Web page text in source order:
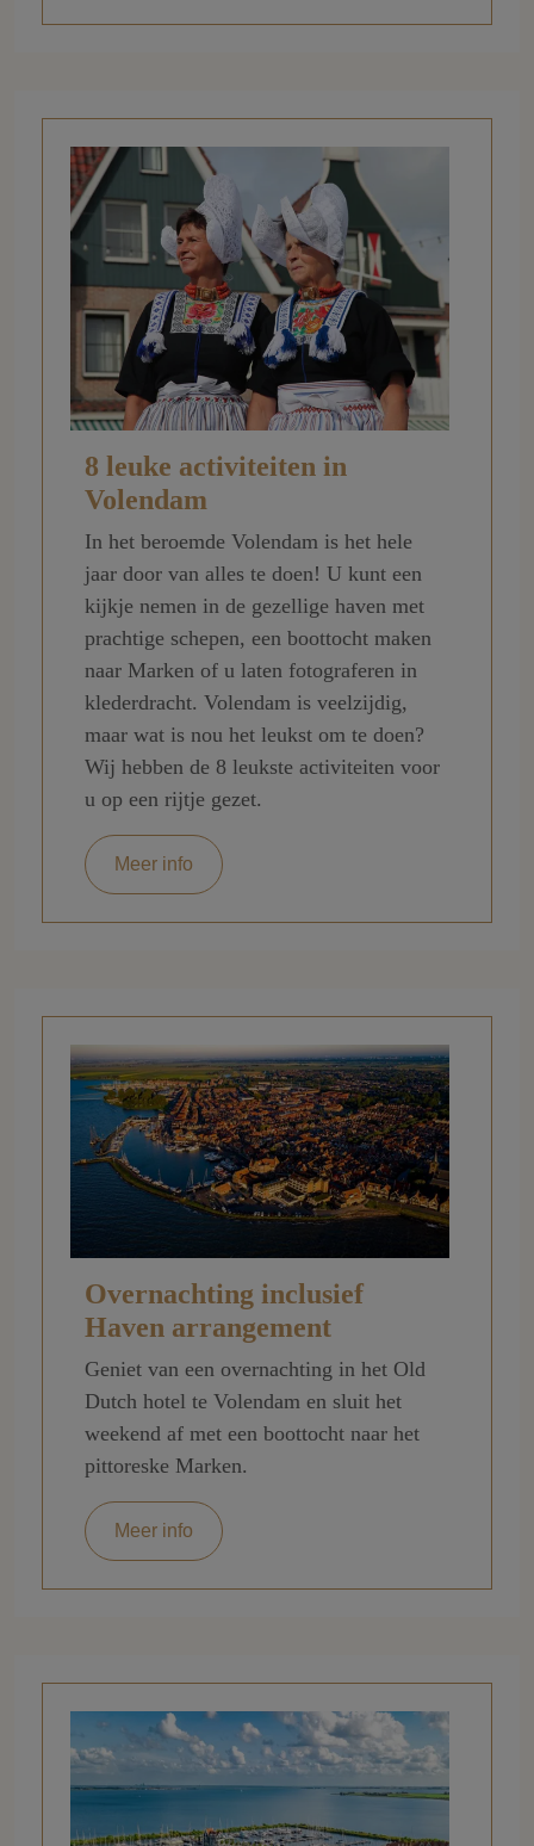
8 leuke activiteiten in
Volendam
In het beroemde Volendam is het hele
jaar door van alles te doen! U kunt een
kijkje nemen in de gezellige haven met
prachtige schepen, een boottocht maken
naar Marken of u laten fotograferen in
klederdracht. Volendam is veelzijdig,
maar wat is nou het leukst om te doen?
Wij hebben de 8 leukste activiteiten voor
u op een rijtje gezet.
Meer info
Overnachting inclusief
Haven arrangement
Geniet van een overnachting in het Old
Dutch hotel te Volendam en sluit het
weekend af met een boottocht naar het
pittoreske Marken.
Meer info